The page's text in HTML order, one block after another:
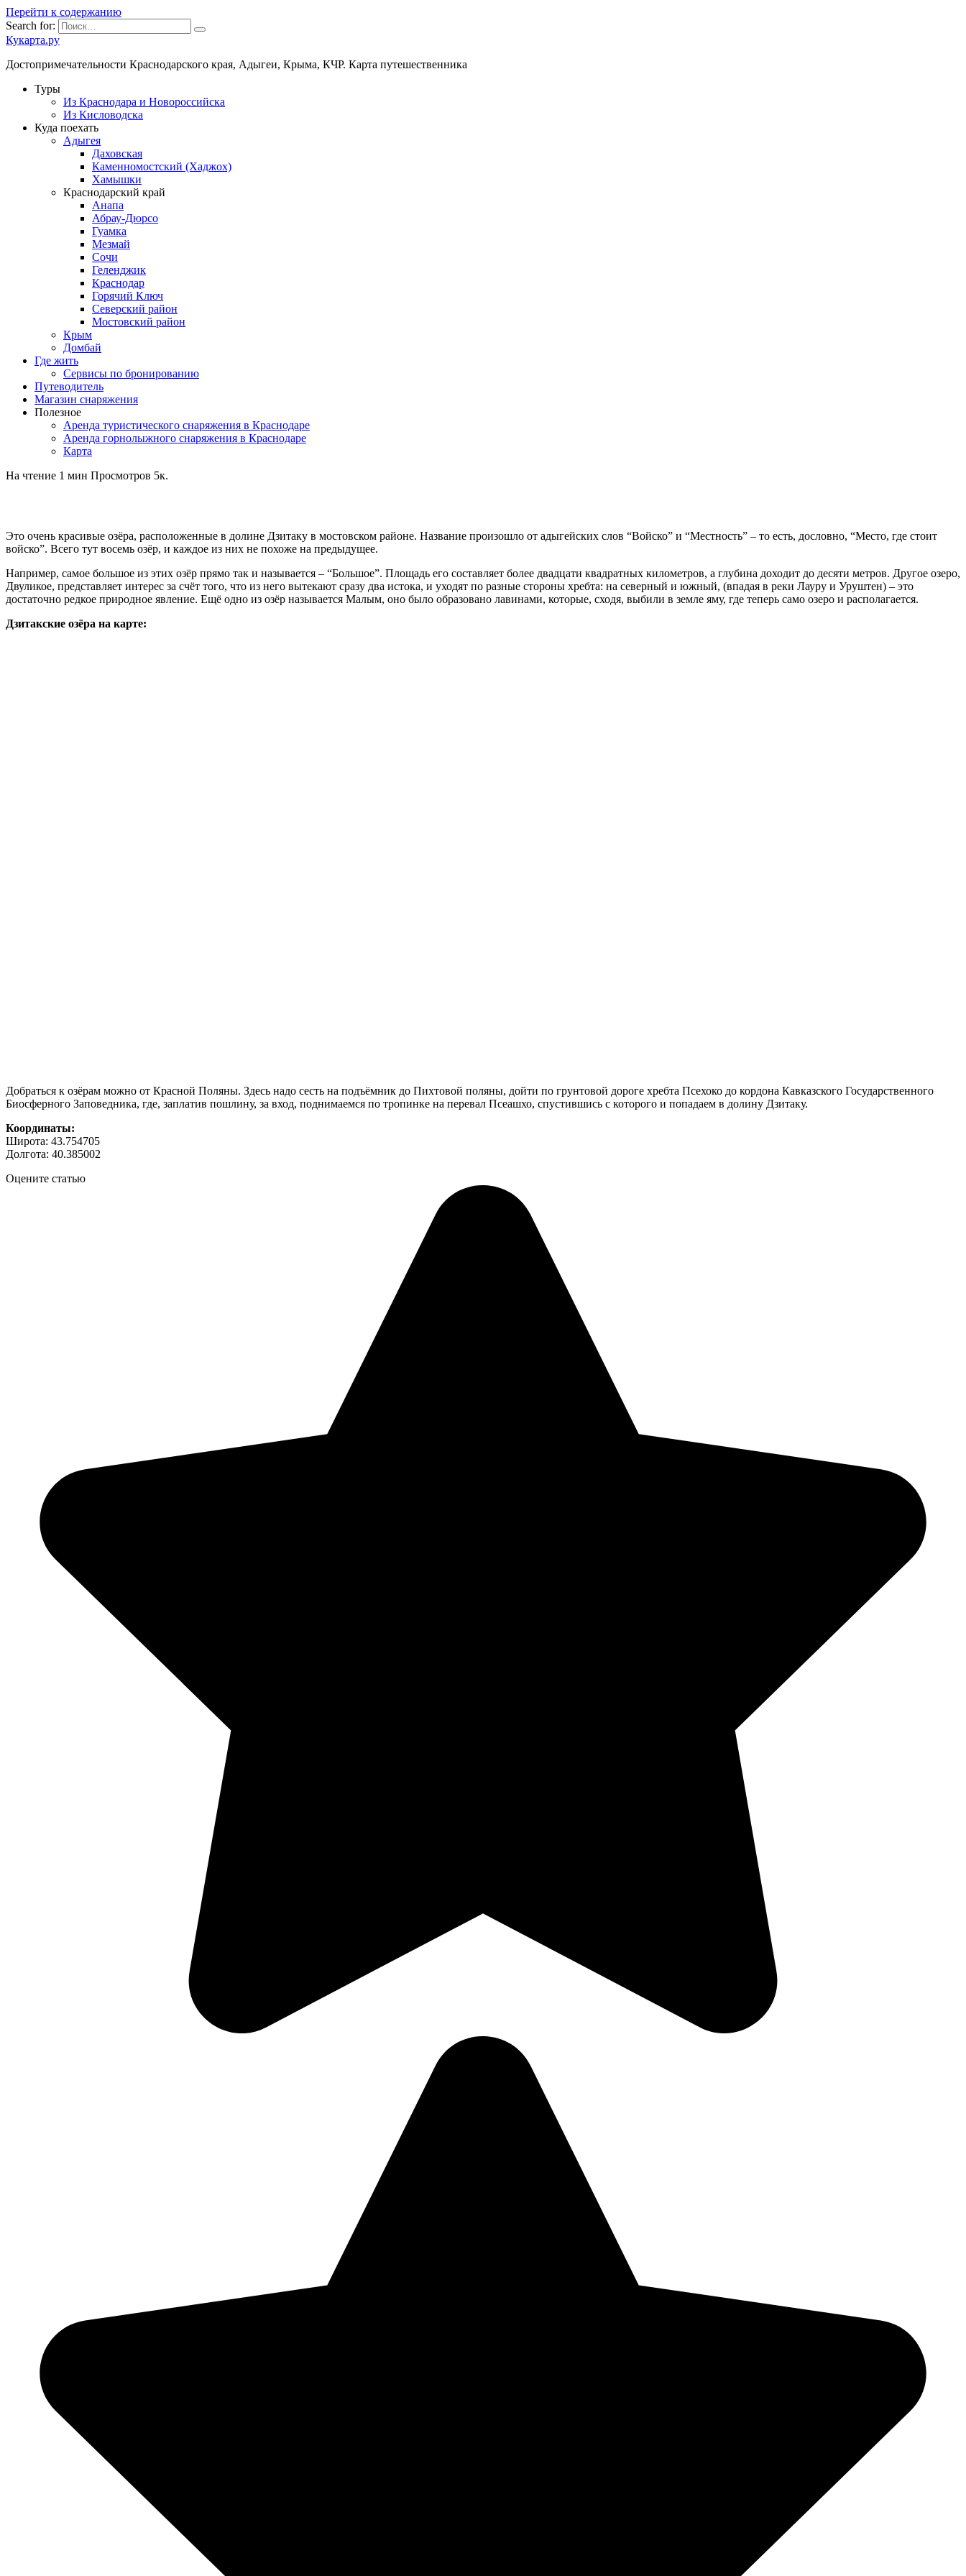
Перейти к содержанию
Search for:
Кукарта.ру
Достопримечательности Краснодарского края, Адыгеи, Крыма, КЧР. Карта путешественника
Туры
Из Краснодара и Новороссийска
Из Кисловодска
Куда поехать
Адыгея
Даховская
Каменномостский (Хаджох)
Хамышки
Краснодарский край
Анапа
Абрау-Дюрсо
Гуамка
Мезмай
Сочи
Геленджик
Краснодар
Горячий Ключ
Северский район
Мостовский район
Крым
Домбай
Где жить
Сервисы по бронированию
Путеводитель
Магазин снаряжения
Полезное
Аренда туристического снаряжения в Краснодаре
Аренда горнолыжного снаряжения в Краснодаре
Карта
На чтение 1 мин Просмотров 5к.
Это очень красивые озёра, расположенные в долине Дзитаку в мостовском районе. Название произошло от адыгейских слов “Войско” и “Местность” – то есть, дословно, “Место, где стоит
войско”. Всего тут восемь озёр, и каждое из них не похоже на предыдущее.
Например, самое большое из этих озёр прямо так и называется – “Большое”. Площадь его составляет более двадцати квадратных километров, а глубина доходит до десяти метров. Другое озеро,
Двуликое, представляет интерес за счёт того, что из него вытекают сразу два истока, и уходят по разные стороны хребта: на северный и южный, (впадая в реки Лауру и Уруштен) – это
достаточно редкое природное явление. Ещё одно из озёр называется Малым, оно было образовано лавинами, которые, сходя, выбили в земле яму, где теперь само озеро и располагается.
Дзитакские озёра на карте:
Добраться к озёрам можно от Красной Поляны. Здесь надо сесть на подъёмник до Пихтовой поляны, дойти по грунтовой дороге хребта Псехоко до кордона Кавказского Государственного
Биосферного Заповедника, где, заплатив пошлину, за вход, поднимаемся по тропинке на перевал Псеашхо, спустившись с которого и попадаем в долину Дзитаку.
Координаты:
Широта: 43.754705
Долгота: 40.385002
Оцените статью